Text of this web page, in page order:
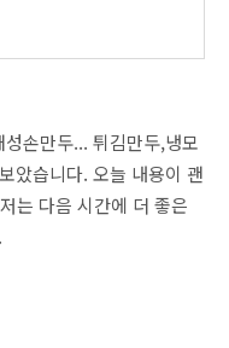
손만두... 튀김만두,냉모
았습니다. 오늘 내용이 괜
는 다음 시간에 더 좋은